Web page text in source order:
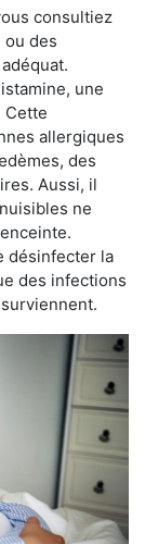
consultiez
des
une
Cette
allergiques
des
Aussi, il
ne
désinfecter la
des infections